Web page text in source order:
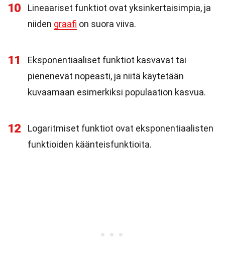
10
Lineaariset funktiot ovat yksinkertaisimpia, ja
niiden graafi on suora viiva.
11
Eksponentiaaliset funktiot kasvavat tai
pienenevät nopeasti, ja niitä käytetään
kuvaamaan esimerkiksi populaation kasvua.
12
Logaritmiset funktiot ovat eksponentiaalisten
funktioiden käänteisfunktioita.